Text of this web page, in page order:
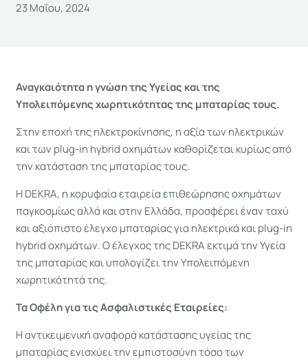
23 Μαΐου, 2024
Αναγκαιότητα η γνώση της Υγείας και της
Υπολειπόμενης χωρητικότητας της μπαταρίας τους.
Στην εποχή της ηλεκτροκίνησης, η αξία των ηλεκτρικών
και των plug-in hybrid οχημάτων καθορίζεται κυρίως από
την κατάσταση της μπαταρίας τους.
Η DEKRA, η κορυφαία εταιρεία επιθεώρησης οχημάτων
παγκοσμίως αλλά και στην Ελλάδα, προσφέρει έναν ταχύ
και αξιόπιστο έλεγχο μπαταρίας για ηλεκτρικά και plug-in
hybrid οχημάτων. Ο έλεγχος της DEKRA εκτιμά την Υγεία
της μπαταρίας και υπολογίζει την Υπολειπόμενη
χωρητικότητά της.
Τα Οφέλη για τις Ασφαλιστικές Εταιρείες:
Η αντικειμενική αναφορά κατάστασης υγείας της
μπαταρίας ενισχύει την εμπιστοσύνη τόσο των